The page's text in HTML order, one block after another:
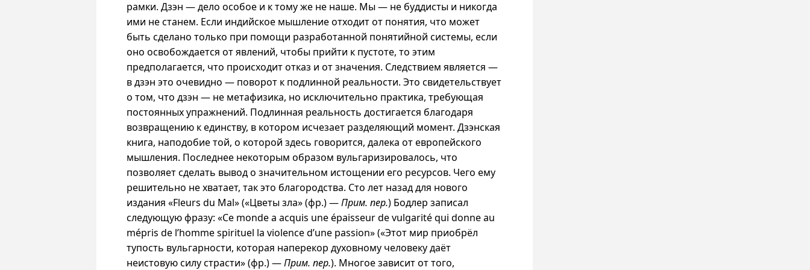
рамки. Дзэн — дело особое и ктому же не наше. Мы — не буддисты и никогда
ими не станем. Если индийское мышление отходит от понятия, что может
быть сделано только при помощи разработанной понятийной системы, если
оно освобождается от явлений, чтобы прийти к пустоте, то этим
предполагается, что происходит отказ и от значения. Следствием является —
в дзэн это очевидно — поворот к подлинной реальности. Это свидетельствует
о том, что дзэн — не метафизика, но исключительно практика, требующая
постоянных упражнений. Подлинная реальность достигается благодаря
возвращению к единству, в котором исчезает разделяющий момент. Дзэнская
книга, наподобие той, о которой здесь говорится, далека от европейского
мышления. Последнее некоторым образом вульгаризировалось, что
позволяет сделать вывод о значительном истощении его ресурсов. Чего ему
решительно не хватает, так это благородства. Сто лет назад для нового
издания «Fleurs du Mal» («Цветы зла» (фр.) —Прим. пер.) Бодлер записал
следующую фразу: «Ce monde a acquis une épaisseur de vulgarité qui donne au
mépris de l’homme spirituel la violence d’une passion» («Этот мир приобрёл
тупость вульгарности, которая наперекор духовному человеку даёт
неистовую силу страсти» (фр.) —Прим. пер.). Многое зависит от того,